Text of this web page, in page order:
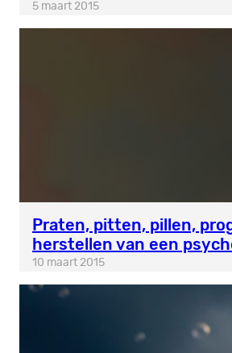
5 maart 2015
Praten, pitten, pillen,
herstellen van een
10 maart 2015